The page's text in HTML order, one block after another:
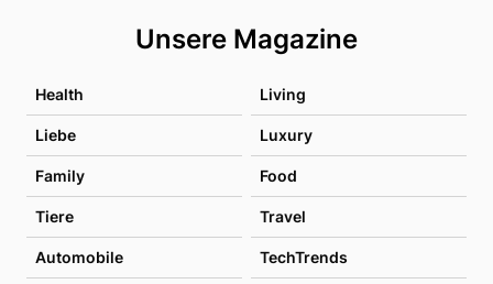
Unsere Magazine
Health Living
Liebe Luxury
Family Food
Tiere Travel
Automobile TechTrends